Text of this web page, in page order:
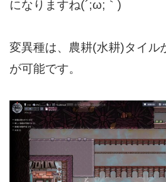
になりますね(´;ω;｀)
変異種は、農耕(水耕)タイル
が可能です。